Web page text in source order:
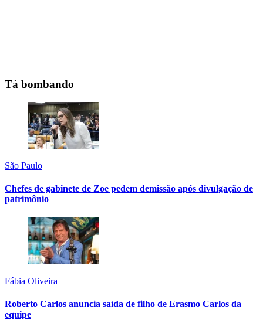
Tá bombando
São Paulo
Chefes de gabinete de Zoe pedem demissão após divulgação de
patrimônio
Fábia Oliveira
Roberto Carlos anuncia saída de filho de Erasmo Carlos da
equipe